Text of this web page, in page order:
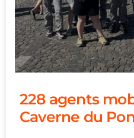
228 agents
Caverne du